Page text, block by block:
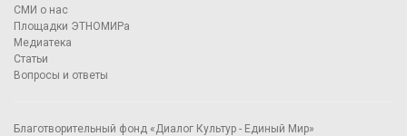
СМИ о нас
Площадки ЭТНОМИРа
Медиатека
Статьи
Вопросы и ответы
Благотворительный фонд «Диалог Культур - Единый Мир»